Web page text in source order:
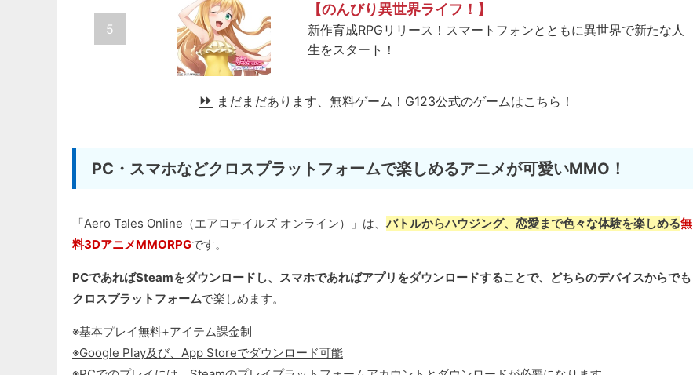
5
【のんびり異世界ライフ！】
新作育成RPGリリース！スマートフォンとともに異世界で新たな人
生をスタート！
まだまだあります、無料ゲーム！ G123公式のゲームはこちら！
PC・スマホなどクロスプラットフォームで楽しめるアニメが可愛いMMO！
「Aero Tales Online（エアロテイルズ オンライン）」は、 バトルからハウジング、恋愛まで色々な体験を楽しめる無
料3DアニメMMORPGです。
PCであればSteamをダウンロードし、スマホであればアプリをダウンロードすることで、どちらのデバイスからでも
クロスプラットフォームで楽しめます。
※基本プレイ無料+アイテム課金制
※Google Play及び、App Storeでダウンロード可能